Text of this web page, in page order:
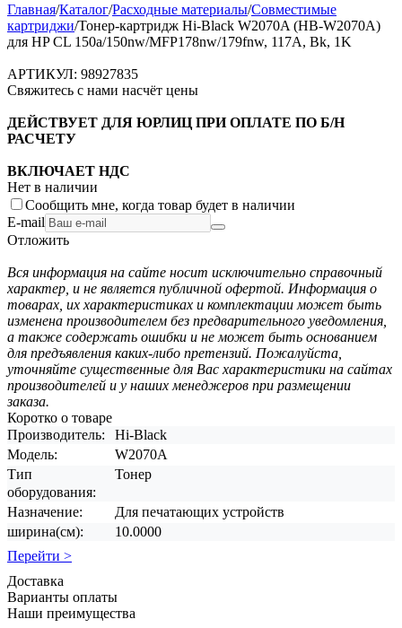
Главная/Каталог/Расходные материалы/Совместимые
картриджи/Тонер-картридж Hi-Black W2070A (HB-W2070A)
для HP CL 150a/150nw/MFP178nw/179fnw, 117A, Bk, 1K
АРТИКУЛ: 98927835
Свяжитесь с нами насчёт цены
ДЕЙСТВУЕТ ДЛЯ ЮРЛИЦ ПРИ ОПЛАТЕ ПО Б/Н
РАСЧЕТУ
ВКЛЮЧАЕТ НДС
Нет в наличии
Сообщить мне, когда товар будет в наличии
E-mail
Отложить
Вся информация на сайте носит исключительно справочный
характер, и не является публичной офертой. Информация о
товарах, их характеристиках и комплектации может быть
изменена производителем без предварительного уведомления,
а также содержать ошибки и не может быть основанием
для предъявления каких-либо претензий. Пожалуйста,
уточняйте существенные для Вас характеристики на сайтах
производителей и у наших менеджеров при размещении
заказа.
Коротко о товаре
Производитель:
Hi-Black
Модель:
W2070A
Тип
оборудования:
Тонер
Назначение:
Для печатающих устройств
ширина(см):
10.0000
Перейти >
Доставка
Варианты оплаты
Наши преимущества